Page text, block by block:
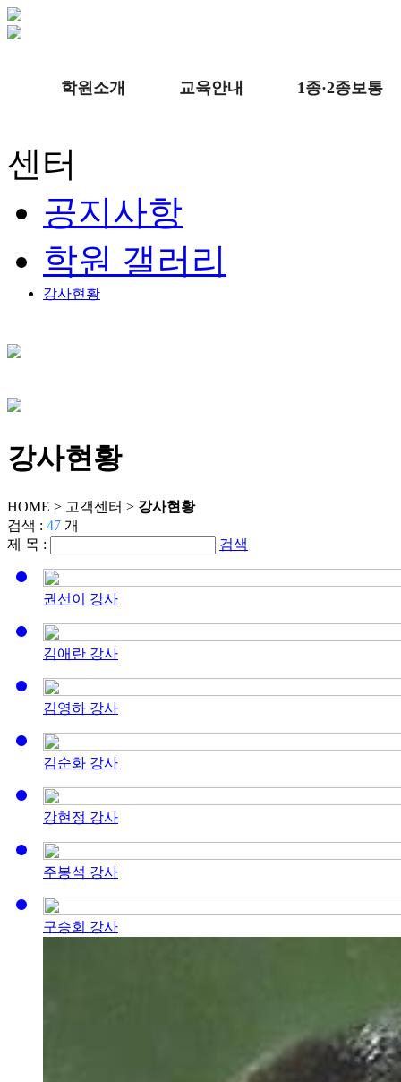
학원소개 교육안내 1종·2종보통
센터
공지사항
학원 갤러리
강사현황
강사현황
HOME > 고객센터 > 강사현황
검색 : 47 개
제 목 :
검색
권선이 강사
김애란 강사
김영하 강사
김순화 강사
강현정 강사
주봉석 강사
구승회 강사